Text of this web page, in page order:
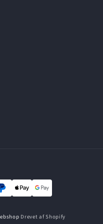
Drevet af Shopify